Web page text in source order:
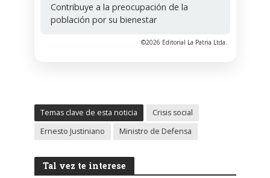
Contribuye a la preocupación de la
población por su bienestar
©2026 Editorial La Patria Ltda.
Temas clave de esta noticia
Crisis social
Ernesto Justiniano
Ministro de Defensa
Tal vez te interese